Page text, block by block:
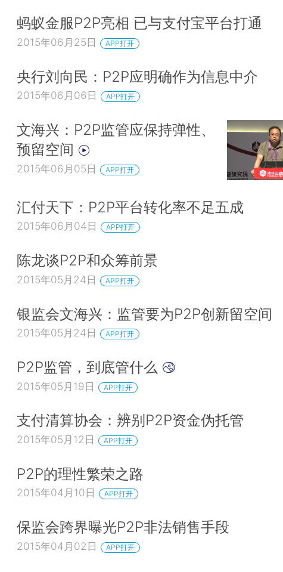
蚂蚁金服P2P亮相 已与支付宝平台打通
2015年06月25日 APP打开
央行刘向民：P2P应明确作为信息中介
2015年06月06日 APP打开
文海兴：P2P监管应保持弹性、
预留空间
2015年06月05日 APP打开
汇付天下：P2P平台转化率不足五成
2015年06月04日 APP打开
陈龙谈P2P和众筹前景
2015年05月24日 APP打开
银监会文海兴：监管要为P2P创新留空间
2015年05月24日 APP打开
P2P监管，到底管什么
2015年05月19日 APP打开
支付清算协会：辨别P2P资金伪托管
2015年05月12日 APP打开
P2P的理性繁荣之路
2015年04月10日 APP打开
保监会跨界曝光P2P非法销售手段
2015年04月02日 APP打开